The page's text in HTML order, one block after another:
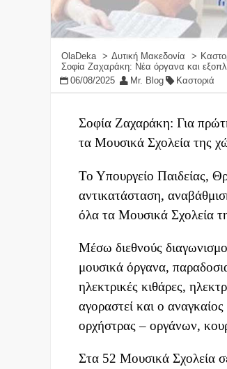
OlaDeka Δυτική Μακεδονία
Σοφία Ζαχαράκη: Νέα όργανα και
06/08/2025
Mr. Blog Καστοριά
Σοφία Ζαχαράκη: Για
τα Μουσικά Σχολεία της
Το Υπουργείο Παιδείας,
αντικατάσταση,
όλα τα Μουσικά Σχολεία
Μέσω διεθνούς
μουσικά όργανα,
ηλεκτρικές κιθάρες,
αγοραστεί και ο
ορχήστρας – οργάνων,
Στα 52 Μουσικά Σχολεία